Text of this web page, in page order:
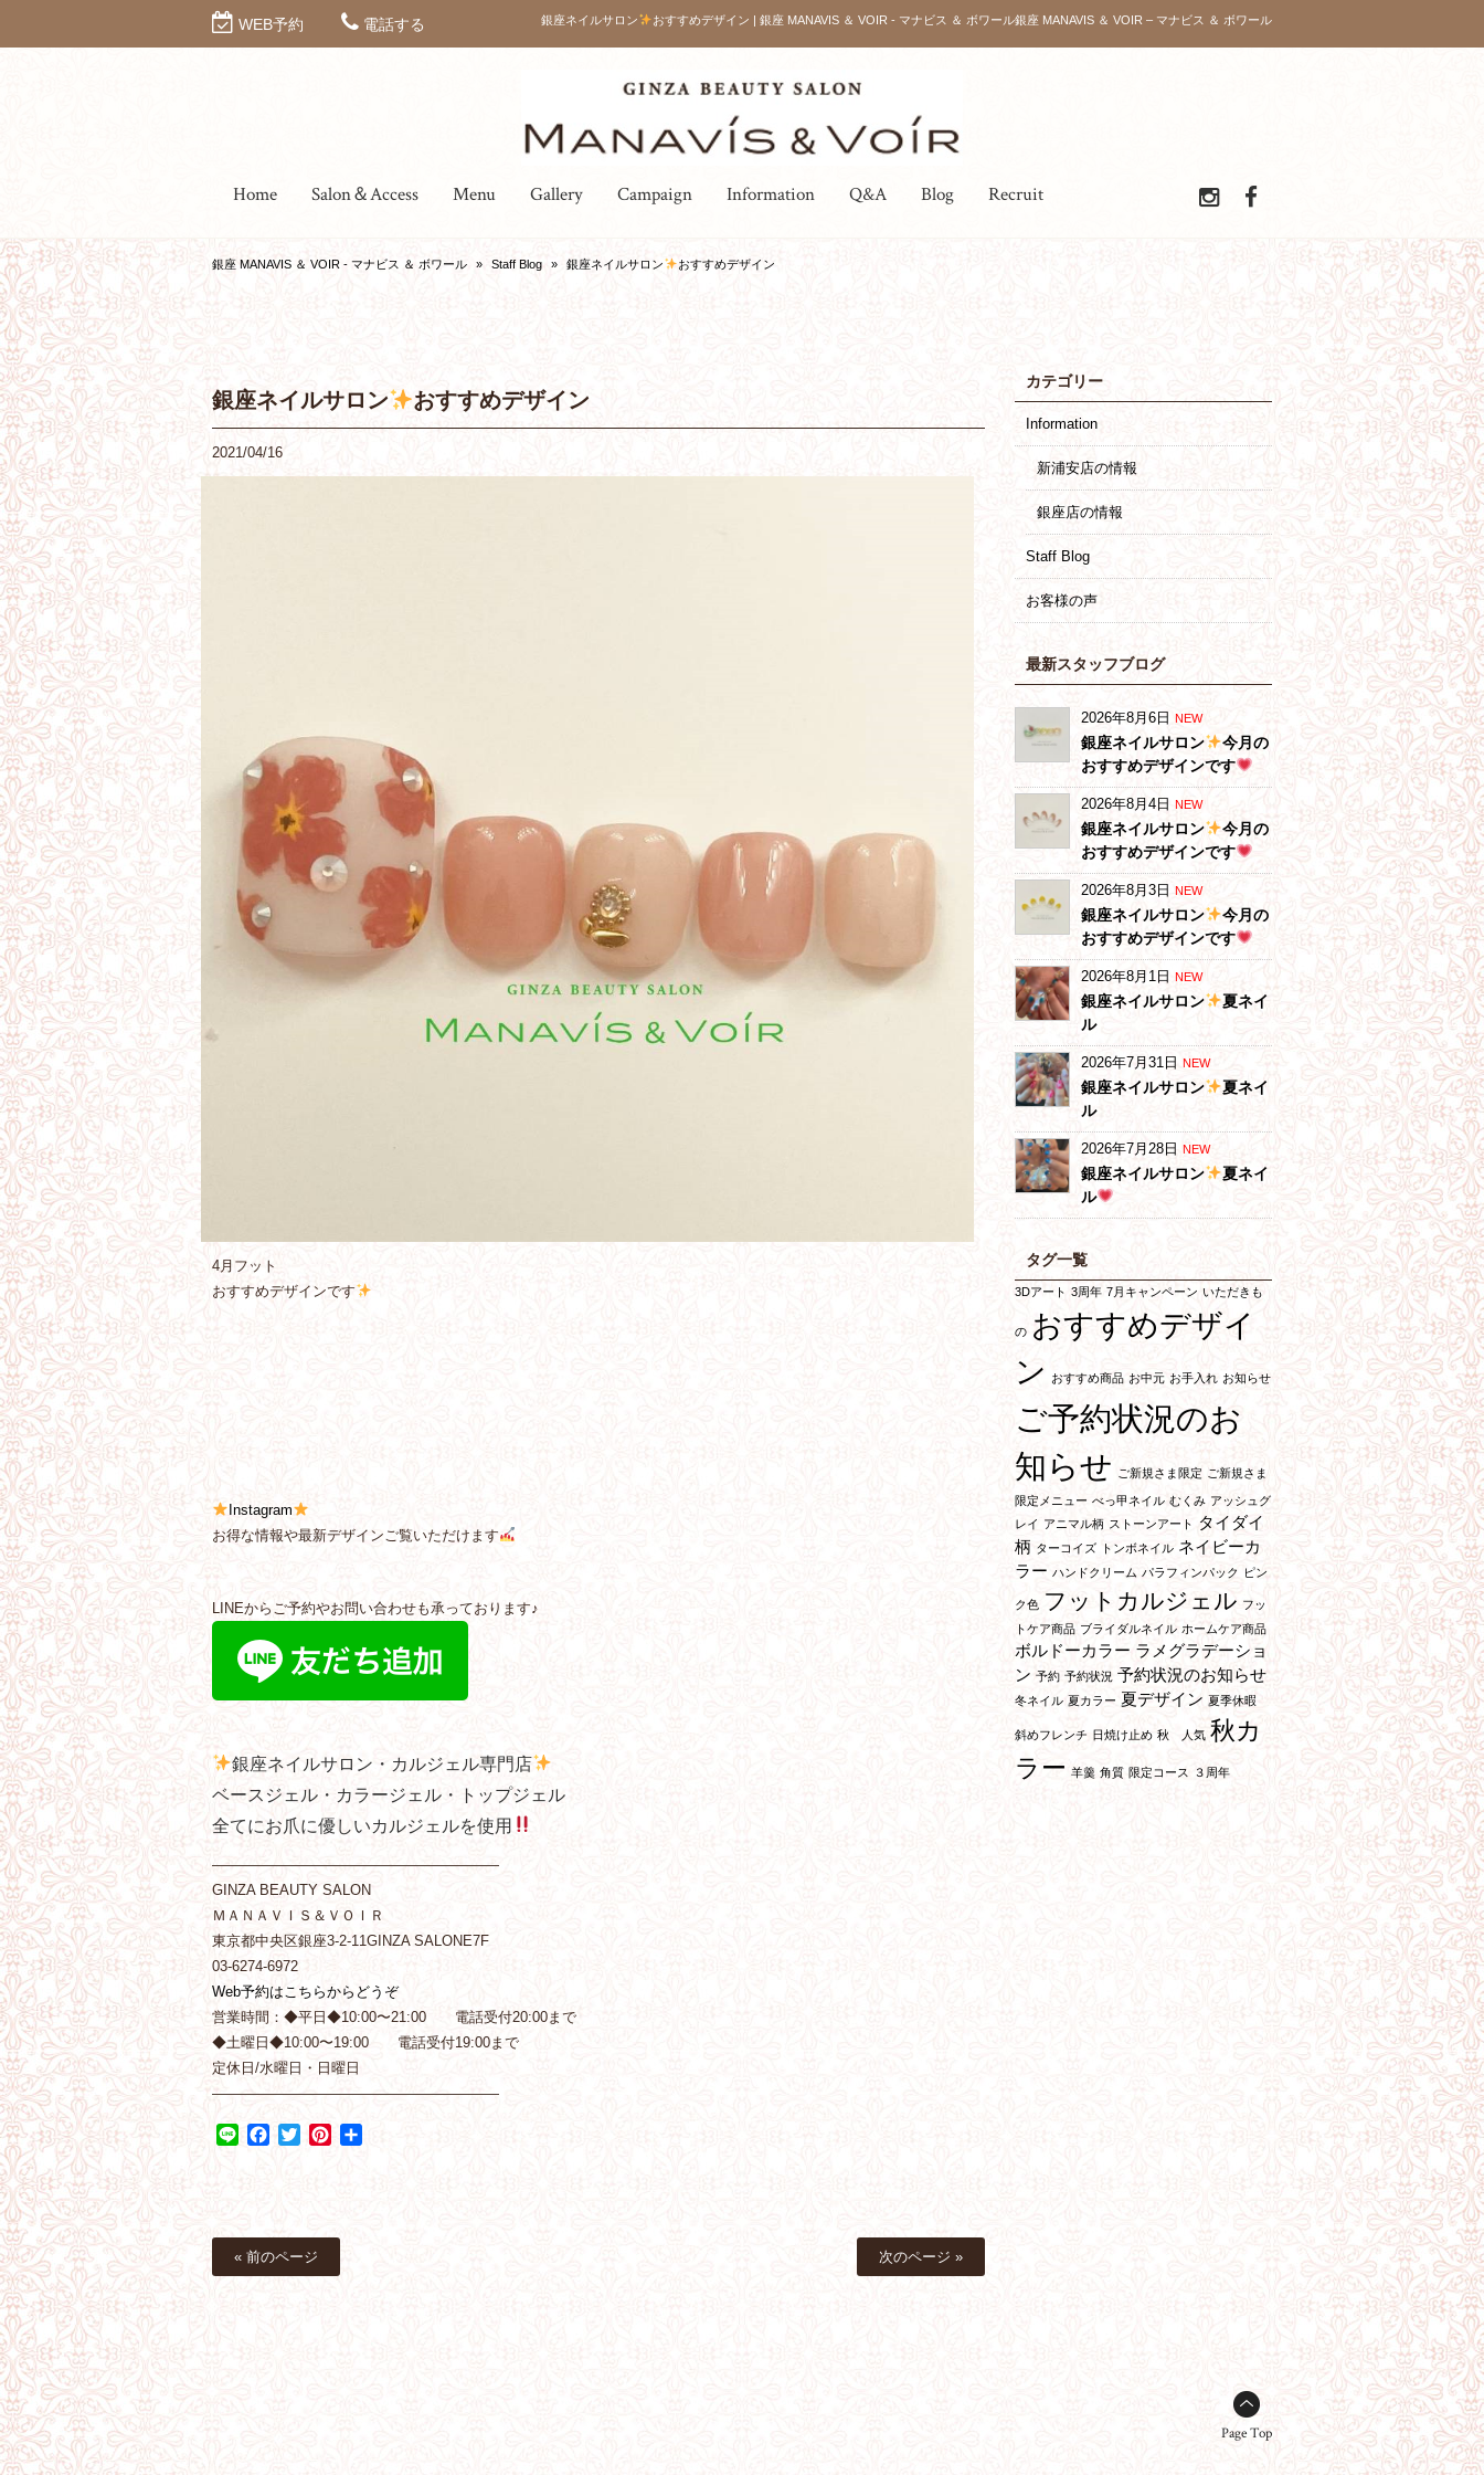
WEB予約 電話する 銀座ネイルサロン おすすめデザイン | 銀座 MANAVIS ＆ VOIR - マナビス ＆ ボワール銀座 MANAVIS ＆ VOIR – マナビス ＆ ボワール
Home Salon＆Access Menu Gallery Campaign Information Q&A Blog Recruit
銀座 MANAVIS ＆ VOIR - マナビス ＆ ボワール » Staff Blog » 銀座ネイルサロン おすすめデザイン
銀座ネイルサロン おすすめデザイン
2021/04/16
4月フット
おすすめデザインです
Instagram
お得な情報や最新デザインご覧いただけます
LINEからご予約やお問い合わせも承っております♪
銀座ネイルサロン・カルジェル専門店
ベースジェル・カラージェル・トップジェル
全てにお爪に優しいカルジェルを使用
————————————————————
GINZA BEAUTY SALON
ＭＡＮＡＶＩＳ＆ＶＯＩＲ
東京都中央区銀座3-2-11GINZA SALONE7F
03-6274-6972
Web予約はこちらからどうぞ
営業時間：◆平日◆10:00〜21:00 電話受付20:00まで
◆土曜日◆10:00〜19:00 電話受付19:00まで
定休日/水曜日・日曜日
————————————————————
Line Facebook
TwitterPinterest
« 前のページ 次のページ »
カテゴリー
Information
新浦安店の情報
銀座店の情報
Staff Blog
お客様の声
最新スタッフブログ
2026年8月6日 NEW
銀座ネイルサロン
今月の
おすすめデザインです
2026年8月4日 NEW
銀座ネイルサロン
今月の
おすすめデザインです
2026年8月3日 NEW
銀座ネイルサロン
今月の
おすすめデザインです
2026年8月1日 NEW
銀座ネイルサロン
夏ネイ
ル
2026年7月31日 NEW
銀座ネイルサロン
夏ネイ
ル
2026年7月28日 NEW
銀座ネイルサロン
夏ネイ
ル
タグ一覧
3Dアート 3周年 7月キャンペーン いただきも
の おすすめデザイ
ン
おすすめ商品 お中元 お手入れ お知らせ
ご予約状況のお
知らせ
ご新規さま限定 ご新規さま
限定メニュー べっ甲ネイル むくみ アッシュグ
レイ アニマル柄 ストーンアート
タイダイ
柄 ターコイズ トンボネイル ネイビーカ
ラー ハンドクリーム パラフィンパック ピン
ク色 フットカルジェル フッ
トケア商品 ブライダルネイル ホームケア商品
ボルドーカラー ラメグラデーショ
ン 予約 予約状況 予約状況のお知らせ
冬ネイル 夏カラー 夏デザイン 夏季休暇
斜めフレンチ 日焼け止め 秋 人気 秋カ
ラー 羊羹 角質 限定コース ３周年
Page Top